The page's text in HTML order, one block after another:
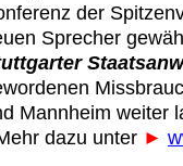
der
Sprecher
Mannheim weiter
dazu unter ►